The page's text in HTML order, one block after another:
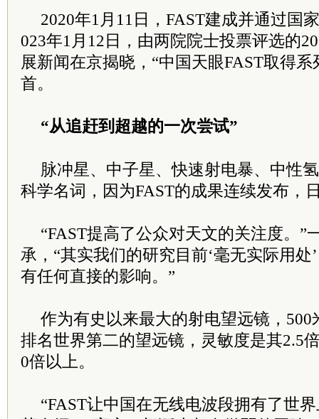
2020年1月11日，FAST建成并通过国
023年1月12日，由两院院士投票评选的
展新闻在京揭晓，“中国天眼FAST取得
首。
“从追赶到超越的一次尝试”
脉冲星、中子星、快速射电暴、中
科学名词，因为FAST的成果连续发布，
“FAST提高了公众对天文的关注度。”
承，“其实我们的研究目前‘毫无实际用处
有任何直接的影响。”
作为有史以来最大的射电望远镜，500
排名世界第二的望远镜，灵敏度是其2.5
0倍以上。
“FAST让中国在无线电波段拥有了世